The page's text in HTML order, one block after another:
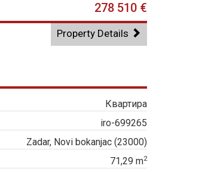
278 510 €
Property Details
Квартира
iro-699265
Zadar, Novi bokanjac (23000)
71,29 m2